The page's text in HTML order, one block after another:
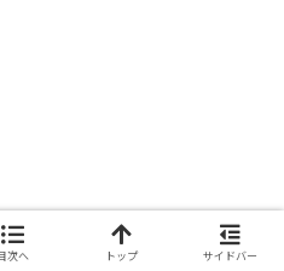
次へ トップ サイドバー